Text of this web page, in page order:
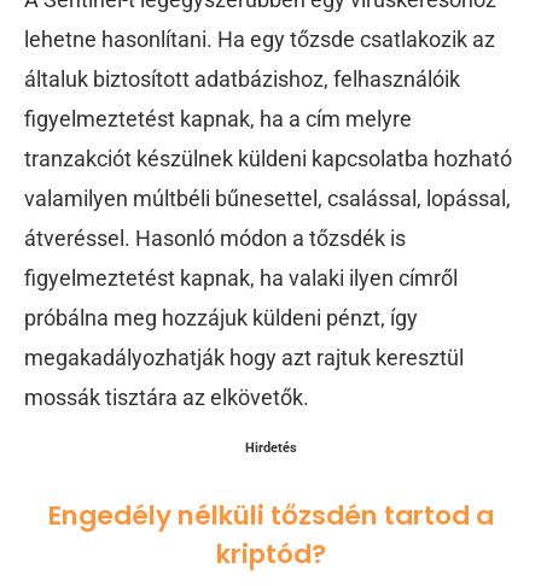
lehetne hasonlítani. Ha egy tőzsde csatlakozik az
általuk biztosított adatbázishoz, felhasználóik
figyelmeztetést kapnak, ha a cím melyre
tranzakciót készülnek küldeni kapcsolatba hozható
valamilyen múltbéli bűnesettel, csalással, lopással,
átveréssel. Hasonló módon a tőzsdék is
figyelmeztetést kapnak, ha valaki ilyen címről
próbálna meg hozzájuk küldeni pénzt, így
megakadályozhatják hogy azt rajtuk keresztül
mossák tisztára az elkövetők.
Hirdetés
Engedély nélküli tőzsdén tartod a
kriptód?